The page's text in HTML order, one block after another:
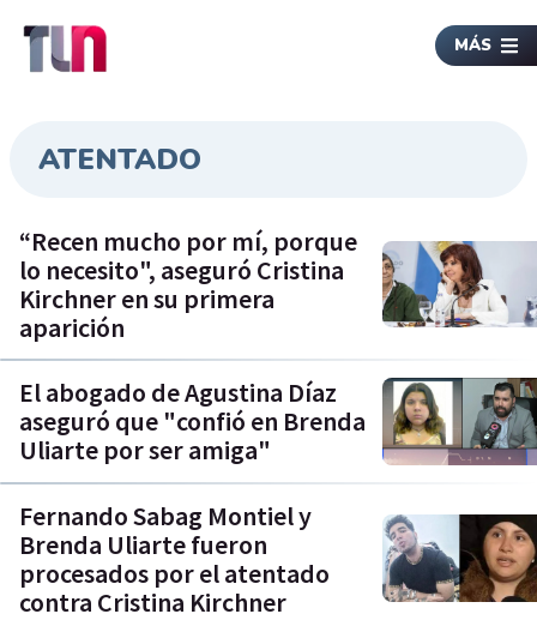
MÁS
ATENTADO
“Recen mucho por mí, porque
lo necesito", aseguró Cristina
Kirchner en su primera
aparición
El abogado de Agustina Díaz
aseguró que "confió en Brenda
Uliarte por ser amiga"
Fernando Sabag Montiel y
Brenda Uliarte fueron
procesados por el atentado
contra Cristina Kirchner